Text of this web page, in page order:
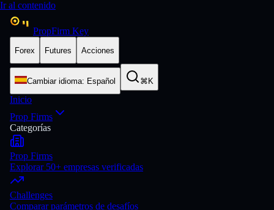
Ir al contenido
PropFirm Key
Forex Futures Acciones
Cambiar idioma: Español ⌘K
Inicio
Prop Firms
Categorías
Prop Firms
Explorar 50+ empresas verificadas
Challenges
Comparar parámetros de desafíos